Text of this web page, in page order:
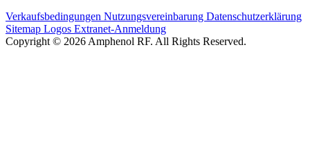
Verkaufsbedingungen Nutzungsvereinbarung Datenschutzerklärung
Sitemap Logos Extranet-Anmeldung
Copyright © 2026 Amphenol RF. All Rights Reserved.